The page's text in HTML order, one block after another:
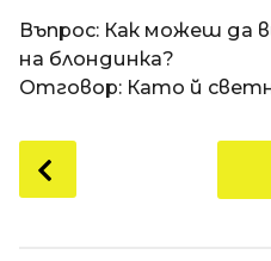
п
р
е
и
8
t
i
Въпрос: Как можеш да
на блондинка?
Отговор: Като й
o